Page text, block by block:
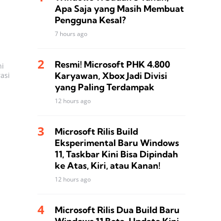
Apa Saja yang Masih Membuat
Pengguna Kesal?
7 hours ago
Resmi! Microsoft PHK 4.800
Karyawan, Xbox Jadi Divisi
yang Paling Terdampak
12 hours ago
Microsoft Rilis Build
Eksperimental Baru Windows
11, Taskbar Kini Bisa Dipindah
ke Atas, Kiri, atau Kanan!
12 hours ago
Microsoft Rilis Dua Build Baru